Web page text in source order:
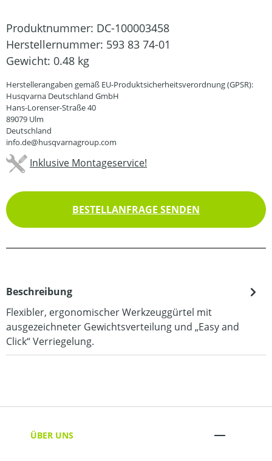
Produktnummer: DC-100003458
Herstellernummer: 593 83 74-01
Gewicht: 0.48 kg
Herstellerangaben gemäß EU-Produktsicherheitsverordnung (GPSR):
Husqvarna Deutschland GmbH
Hans-Lorenser-Straße 40
89079 Ulm
Deutschland
info.de@husqvarnagroup.com
Inklusive Montageservice!
BESTELLANFRAGE SENDEN
Beschreibung
Flexibler, ergonomischer Werkzeuggürtel mit
ausgezeichneter Gewichtsverteilung und „Easy and
Click“ Verriegelung.
ÜBER UNS